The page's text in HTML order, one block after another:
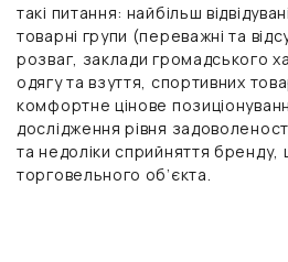
такі питання: найбільш
товарні групи (переважні та
розваг, заклади громадського
одягу та взуття, спортивних
комфортне цінове
дослідження рівня
та недоліки сприйняття
торговельного об’єкта.